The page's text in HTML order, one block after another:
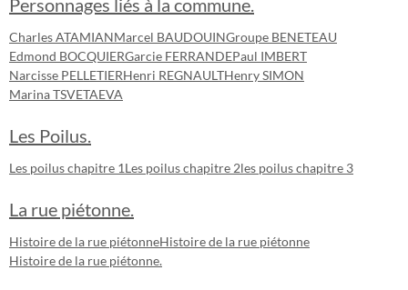
Personnages liés à la commune.
Charles ATAMIANMarcel BAUDOUINGroupe BENETEAU
Edmond BOCQUIERGarcie FERRANDEPaul IMBERT
Narcisse PELLETIERHenri REGNAULTHenry SIMON
Marina TSVETAEVA
Les Poilus.
Les poilus chapitre 1Les poilus chapitre 2les poilus chapitre 3
La rue piétonne.
Histoire de la rue piétonneHistoire de la rue piétonne
Histoire de la rue piétonne.